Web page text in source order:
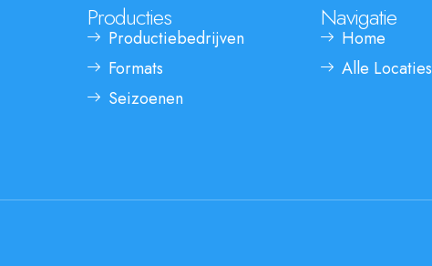
Producties
Productiebedrijven
Formats
Seizoenen
Navigatie
Home
Alle Locaties